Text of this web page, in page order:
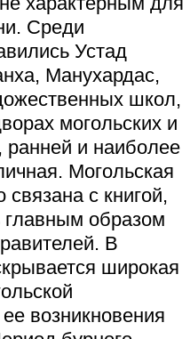
Среди
Устад
Манухардас,
школ,
могольских и
ранней и наиболее
Могольская
с книгой,
образом
В
широкая
возникновения